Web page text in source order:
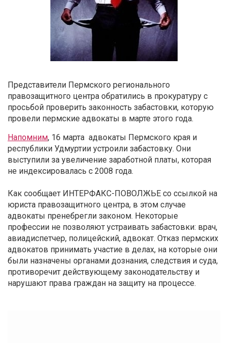
Представители Пермского регионального
правозащитного центра обратились в прокуратуру с
просьбой проверить законность забастовки, которую
провели пермские адвокаты в марте этого года.
Напомним, 16 марта адвокаты Пермского края и
республики Удмуртии устроили забастовку. Они
выступили за увеличение заработной платы, которая
не индексировалась с 2008 года.
Как сообщает ИНТЕРФАКС-ПОВОЛЖЬЕ со ссылкой на
юриста правозащитного центра, в этом случае
адвокаты пренебрегли законом. Некоторые
профессии не позволяют устраивать забастовки: врач,
авиадиспетчер, полицейский, адвокат. Отказ пермских
адвокатов принимать участие в делах, на которые они
были назначены органами дознания, следствия и суда,
противоречит действующему законодательству и
нарушают права граждан на защиту на процессе.